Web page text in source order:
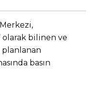
olarak bilinen ve
basın